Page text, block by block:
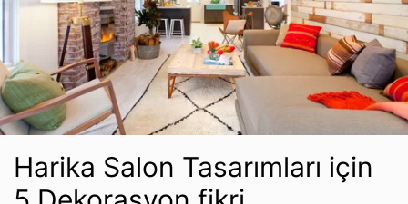
Harika Salon Tasarımları için